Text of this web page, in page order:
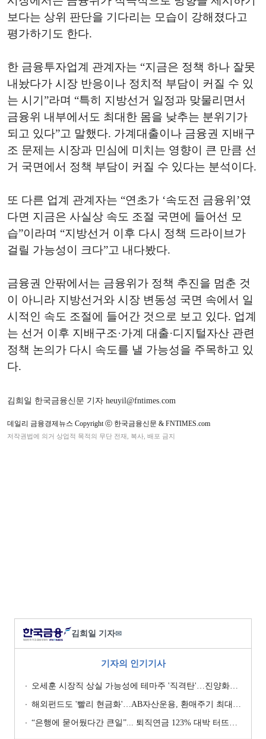
보다는 상위 판단을 기다리는 모습이 강해졌다고
평가하기도 한다.
한 금융투자업계 관계자는 “지금은 정책 하나 잘못
내놨다가 시장 반응이나 정치적 부담이 커질 수 있
는 시기”라며 “특히 지방선거 일정과 맞물리면서
금융위 내부에서도 최대한 몸을 낮추는 분위기가
되고 있다”고 말했다. 가계대출이나 금융권 지배구
조 문제는 시장과 민심에 미치는 영향이 큰 만큼 선
거 국면에서 정책 부담이 커질 수 있다는 분석이다.
또 다른 업계 관계자는 “연초가 ‘속도전 금융위’였
다면 지금은 사실상 속도 조절 국면에 들어선 모
습”이라며 “지방선거 이후 다시 정책 드라이브가
걸릴 가능성이 크다”고 내다봤다.
금융권 안팎에서는 금융위가 정책 추진을 멈춘 것
이 아니라 지방선거와 시장 변동성 국면 속에서 일
시적인 속도 조절에 들어간 것으로 보고 있다. 업계
는 선거 이후 지배구조·가계 대출·디지털자산 관련
정책 논의가 다시 속도를 낼 가능성을 주목하고 있
다.
김희일 한국금융신문 기자 heuyil@fntimes.com
데일리 금융경제뉴스 Copyright ⓒ 한국금융신문 & FNTIMES.com
저작권법에 의거 상업적 목적의 무단 전재, 복사, 배포 금지
김희일 기자✉
기자의 인기기사
오세훈 시장직 상실 가능성에 테마주 '직격탄'…진양화학 하한가
해외펀드도 '빨리 현금화'…AB자산운용, 환매주기 최대 3일 단축
“은행에 묻어뒀다간 큰일”... 퇴직연금 123% 대박 터뜨린 곳 어디?